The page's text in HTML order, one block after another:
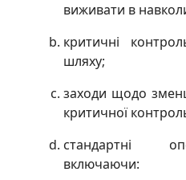
виживати в
критичні
шляху;
заходи щодо
критичної
стандартні
включаючи: